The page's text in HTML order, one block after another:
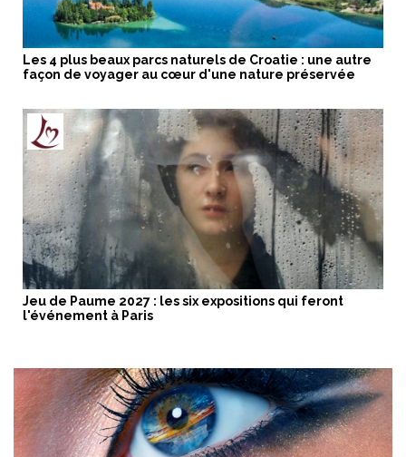
Les 4 plus beaux parcs naturels de Croatie : une autre
façon de voyager au cœur d'une nature préservée
Jeu de Paume 2027 : les six expositions qui feront
l'événement à Paris